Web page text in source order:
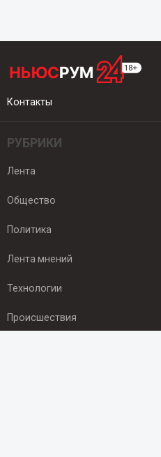
Контакты
РУБРИКИ
Лента
Общество
Политика
Лента мнений
Технологии
Происшествия